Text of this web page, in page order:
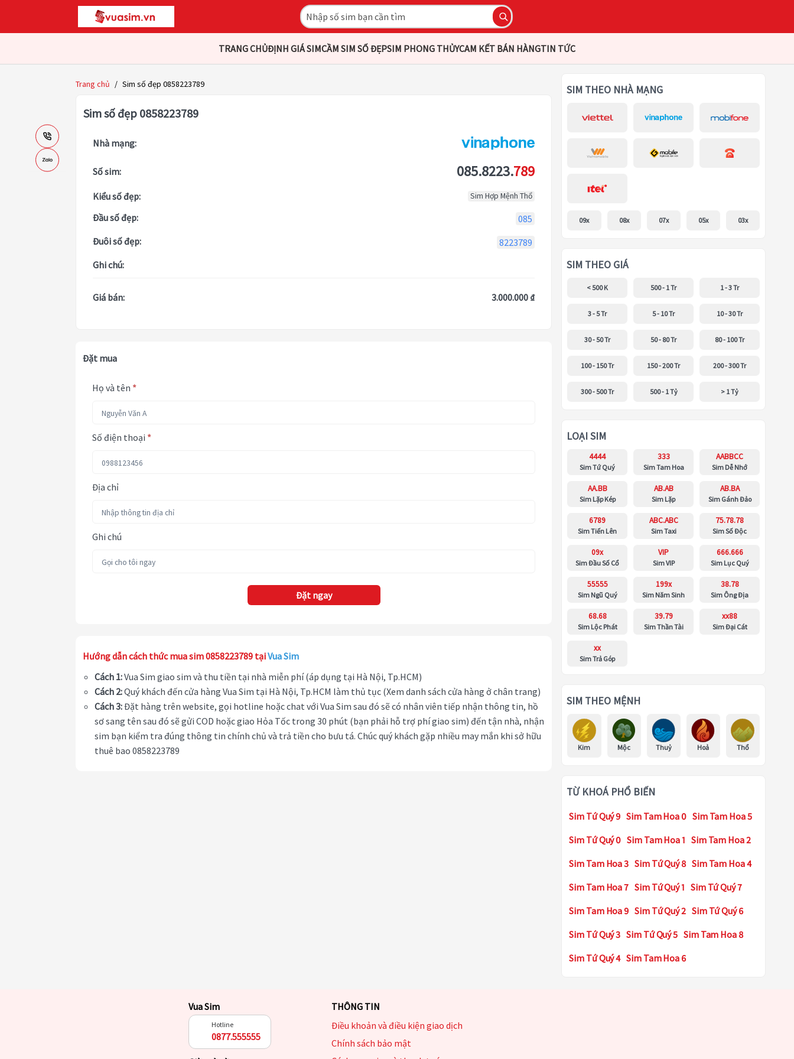
TRANG CHỦĐỊNH GIÁ SIMCẦM SIM SỐ ĐẸPSIM PHONG THỦYCAM KẾT BÁN HÀNGTIN TỨC
Trang chủ / Sim số đẹp 0858223789
Sim số đẹp 0858223789
Nhà mạng:
Số sim: 085.8223.789
Kiểu số đẹp: Sim Hợp Mệnh Thổ
Đầu số đẹp:
085
Đuôi số đẹp:
8223789
Ghi chú:
Giá bán: 3.000.000 ₫
Đặt mua
Họ và tên *
Số điện thoại *
Địa chỉ
Ghi chú
Đặt ngay
Hướng dẫn cách thức mua sim 0858223789 tạiVua Sim
Cách 1:Vua Sim giao sim và thu tiền tại nhà miễn phí (áp dụng tại Hà Nội, Tp.HCM)
Cách 2:Quý khách đến cửa hàng Vua Sim tại Hà Nội, Tp.HCM làm thủ tục (Xem danh sách cửa hàng ở chân trang)
Cách 3:Đặt hàng trên website, gọi hotline hoặc chat với Vua Sim sau đó sẽ có nhân viên tiếp nhận thông tin, hồ
sơ sang tên sau đó sẽ gửi COD hoặc giao Hỏa Tốc trong 30 phút (bạn phải hỗ trợ phí giao sim) đến tận nhà, nhận
sim bạn kiểm tra đúng thông tin chính chủ và trả tiền cho bưu tá. Chúc quý khách gặp nhiều may mắn khi sở hữu
thuê bao 0858223789
SIM THEO NHÀ MẠNG
09x 08x 07x 05x 03x
SIM THEO GIÁ
< 500 K 500 - 1 Tr 1 - 3 Tr
3 - 5 Tr 5 - 10 Tr 10 - 30 Tr
30 - 50 Tr 50 - 80 Tr 80 - 100 Tr
100 - 150 Tr 150 - 200 Tr 200 - 300 Tr
300 - 500 Tr 500 - 1 Tỷ > 1 Tỷ
LOẠI SIM
4444
Sim Tứ Quý
333
Sim Tam Hoa
AABBCC
Sim Dễ Nhớ
AA.BB
Sim Lặp Kép
AB.AB
Sim Lặp
AB.BA
Sim Gánh Đảo
6789
Sim Tiến Lên
ABC.ABC
Sim Taxi
75.78.78
Sim Số Độc
09x
Sim Đầu Số Cổ
VIP
Sim VIP
666.666
Sim Lục Quý
55555
Sim Ngũ Quý
199x
Sim Năm Sinh
38.78
Sim Ông Địa
68.68
Sim Lộc Phát
39.79
Sim Thần Tài
xx88
Sim Đại Cát
xx
Sim Trả Góp
SIM THEO MỆNH
Kim Mộc Thuỷ Hoả Thổ
TỪ KHOÁ PHỔ BIẾN
Sim Tứ Quý 9 Sim Tam Hoa 0 Sim Tam Hoa 5
Sim Tứ Quý 0 Sim Tam Hoa 1 Sim Tam Hoa 2
Sim Tam Hoa 3 Sim Tứ Quý 8 Sim Tam Hoa 4
Sim Tam Hoa 7 Sim Tứ Quý 1 Sim Tứ Quý 7
Sim Tam Hoa 9 Sim Tứ Quý 2 Sim Tứ Quý 6
Sim Tứ Quý 3 Sim Tứ Quý 5 Sim Tam Hoa 8
Sim Tứ Quý 4 Sim Tam Hoa 6
Vua Sim
Hotline
0877.555555
THÔNG TIN
Điều khoản và điều kiện giao dịch
Chính sách bảo mật